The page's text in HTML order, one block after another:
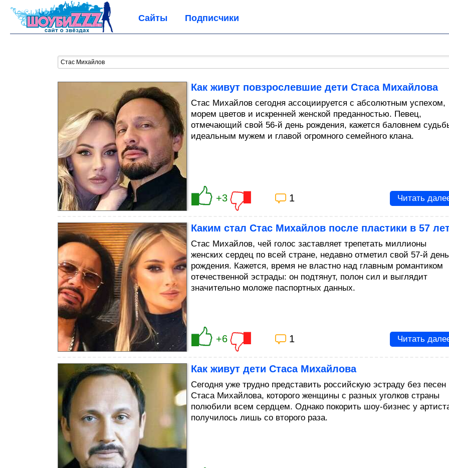
Сайты Подписчики
Как живут повзрослевшие дети Стаса Михайлова
Стас Михайлов cегодня ассоциируется с абсолютным успехом,
морем цветов и искренней женской преданностью. Певец,
отмечающий свой 56-й день рождения, кажется баловнем
идеальным мужем и главой огромного семейного клана.
+3 1 Читать
Каким стал Стас Михайлов после пластики в 57
Стас Михайлов, чей голос заставляет трепетать миллионы
женских сердец по всей стране, недавно отметил свой 57-й день
рождения. Кажется, время не властно над главным романтиком
отечественной эстрады: он подтянут, полон сил и выглядит
значительно моложе паспортных данных.
+6 1 Читать
Как живут дети Стаса Михайлова
Сегодня уже трудно представить российскую эстраду без песен
Стаса Михайлова, которого женщины с разных уголков страны
полюбили всем сердцем. Однако покорить шоу-бизнес у
получилось лишь со второго раза.